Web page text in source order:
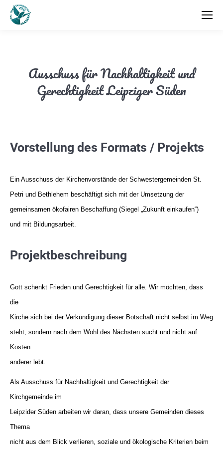
Ausschuss für Nachhaltigkeit und
Gerechtigkeit Leipziger Süden
Vorstellung des Formats / Projekts
Ein Ausschuss der Kirchenvorstände der Schwestergemeinden St.
Petri und Bethlehem beschäftigt sich mit der Umsetzung der
gemeinsamen ökofairen Beschaffung (Siegel „Zukunft einkaufen“)
und mit Bildungsarbeit.
Projektbeschreibung
Gott schenkt Frieden und Gerechtigkeit für alle. Wir möchten, dass
die
Kirche sich bei der Verkündigung dieser Botschaft nicht selbst im Weg
steht, sondern nach dem Wohl des Nächsten sucht und nicht auf
Kosten
anderer lebt.
Als Ausschuss für Nachhaltigkeit und Gerechtigkeit der
Kirchgemeinde im
Leipzider Süden arbeiten wir daran, dass unsere Gemeinden dieses
Thema
nicht aus dem Blick verlieren, soziale und ökologische Kriterien beim